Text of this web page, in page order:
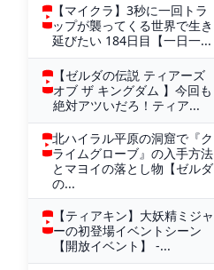
【マイクラ】3秒に一回トラ
ップが襲ってくる世界で生き
延びたい 184日目【一日一...
【ゼルダの伝説 ティアーズ
オブ ザ キングダム 】今回も
絶対アツいだろ！ティア...
北ハイラル平原の洞窟で『ク
ライムグローブ』の入手方法
とマヨイの落とし物【ゼルダ
の...
【ティアキン】大妖精ミジャ
ーの初登場イベントシーン
【開放イベント】 -...